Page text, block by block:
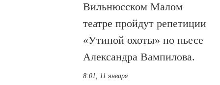
Вильнюсском Малом
театре пройдут репетиции
«Утиной охоты» по пьесе
Александра Вампилова.
8:01, 11 января